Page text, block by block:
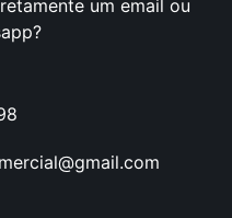
um email ou